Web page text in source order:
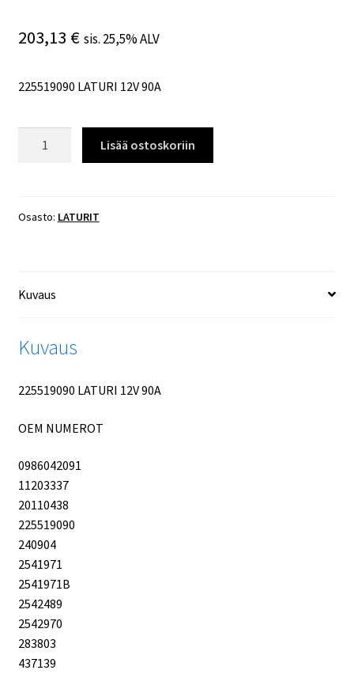
203,13 € sis. 25,5% ALV
225519090 LATURI 12V 90A
määrä
Lisää ostoskoriin
Osasto: LATURIT
Kuvaus
Kuvaus
225519090 LATURI 12V 90A
OEM NUMEROT
0986042091
11203337
20110438
225519090
240904
2541971
2541971B
2542489
2542970
283803
437139